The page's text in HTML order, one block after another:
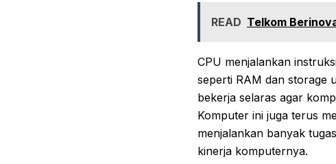
READ Telkom
CPU menjalankan
seperti RAM dan storage
bekerja selaras agar
Komputer ini juga terus
menjalankan banyak
kinerja komputernya.